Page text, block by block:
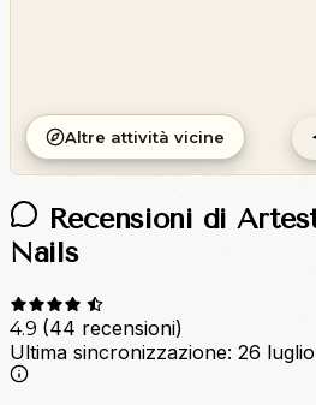
Altre attività vicine
Recensioni di
Nails
4.9 (44 recensioni)
Ultima sincronizzazione: 26